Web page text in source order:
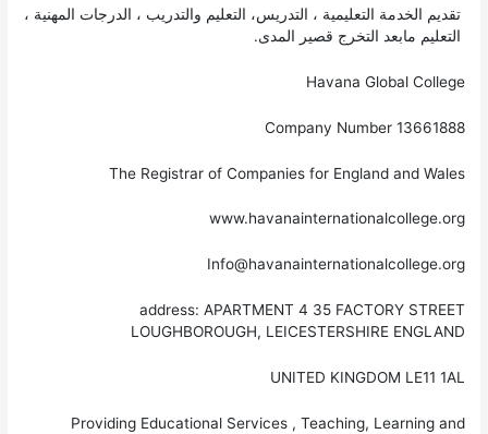
تقديم الخدمة التعليمية ، التدريس، التعليم والتدريب ، الدرجات المهنية ،
التعليم مابعد التخرج قصير المدى.
Havana Global College
Company Number 13661888
The Registrar of Companies for England and Wales
www.havanainternationalcollege.org
Info@havanainternationalcollege.org
address: APARTMENT 4 35 FACTORY STREET
LOUGHBOROUGH, LEICESTERSHIRE ENGLAND
UNITED KINGDOM LE11 1AL
‏Providing Educational Services , Teaching, Learning and